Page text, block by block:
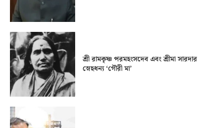
শ্রী রামকৃষ্ণ পরমহংসদেব এবং শ্রীমা সারদার
স্নেহধন্য ‘গৌরী মা’